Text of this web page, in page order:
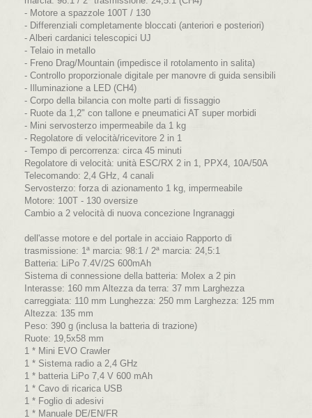
- Motore a spazzole 100T / 130
- Differenziali completamente bloccati (anteriori e posteriori)
- Alberi cardanici telescopici UJ
- Telaio in metallo
- Freno Drag/Mountain (impedisce il rotolamento in salita)
- Controllo proporzionale digitale per manovre di guida sensibili
- Illuminazione a LED (CH4)
- Corpo della bilancia con molte parti di fissaggio
- Ruote da 1,2" con tallone e pneumatici AT super morbidi
- Mini servosterzo impermeabile da 1 kg
- Regolatore di velocità/ricevitore 2 in 1
- Tempo di percorrenza: circa 45 minuti
Regolatore di velocità: unità ESC/RX 2 in 1, PPX4, 10A/50A
Telecomando: 2,4 GHz, 4 canali
Servosterzo: forza di azionamento 1 kg, impermeabile
Motore: 100T - 130 oversize
Cambio a 2 velocità di nuova concezione Ingranaggi
dell'asse motore e del portale in acciaio Rapporto di
trasmissione: 1ª marcia: 98:1 / 2ª marcia: 24,5:1
Batteria: LiPo 7.4V/2S 600mAh
Sistema di connessione della batteria: Molex a 2 pin
Interasse: 160 mm Altezza da terra: 37 mm Larghezza
carreggiata: 110 mm Lunghezza: 250 mm Larghezza: 125 mm
Altezza: 135 mm
Peso: 390 g (inclusa la batteria di trazione)
Ruote: 19,5x58 mm
1 * Mini EVO Crawler
1 * Sistema radio a 2,4 GHz
1 * batteria LiPo 7,4 V 600 mAh
1 * Cavo di ricarica USB
1 * Foglio di adesivi
1 * Manuale DE/EN/FR